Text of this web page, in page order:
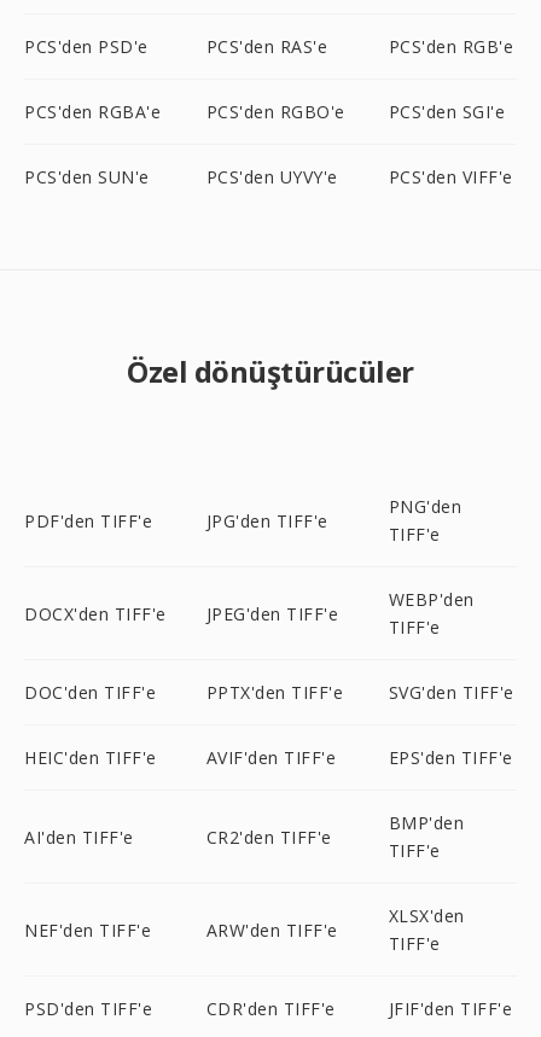
PCS'den PSD'e PCS'den RAS'e PCS'den RGB'e
PCS'den RGBA'e PCS'den RGBO'e PCS'den SGI'e
PCS'den SUN'e PCS'den UYVY'e PCS'den VIFF'e
Özel dönüştürücüler
PDF'den TIFF'e JPG'den TIFF'e
PNG'den
TIFF'e
DOCX'den TIFF'e JPEG'den TIFF'e
WEBP'den
TIFF'e
DOC'den TIFF'e PPTX'den TIFF'e SVG'den TIFF'e
HEIC'den TIFF'e AVIF'den TIFF'e EPS'den TIFF'e
AI'den TIFF'e CR2'den TIFF'e
BMP'den
TIFF'e
NEF'den TIFF'e ARW'den TIFF'e
XLSX'den
TIFF'e
PSD'den TIFF'e CDR'den TIFF'e JFIF'den TIFF'e